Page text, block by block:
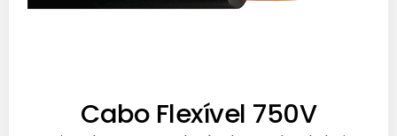
Cabo Flexível 750V